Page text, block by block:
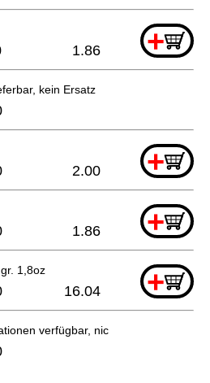
+
1.86
kein Ersatz
+
2.00
+
1.86
1,8oz +
16.04
verfügbar, nicht bestellbar